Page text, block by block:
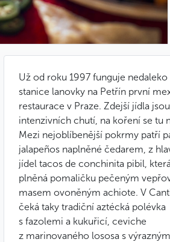
Už od roku 1997 funguje
stanice lanovky na Petřín první
restaurace v Praze. Zdejší jídla
intenzivních chutí, na koření se tu
Mezi nejoblíbenější pokrmy patří
jalapeños naplněné čedarem, z
jídel tacos de conchinita pibil,
plněná pomaličku pečeným
masem ovoněným achiote. V
čeká taky tradiční aztécká polévka
s fazolemi a kukuřicí, ceviche
z marinovaného lososa s